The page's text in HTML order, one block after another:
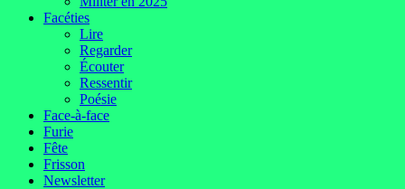
Facéties
Lire
Regarder
Écouter
Ressentir
Poésie
Face-à-face
Furie
Fête
Frisson
Newsletter